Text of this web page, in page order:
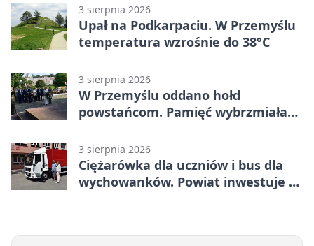
3 sierpnia 2026
Upał na Podkarpaciu. W Przemyślu
temperatura wzrośnie do 38°C
3 sierpnia 2026
W Przemyślu oddano hołd
powstańcom. Pamięć wybrzmiała
3 sierpnia 2026
Ciężarówka dla uczniów i bus dla
wychowanków. Powiat inwestuje w